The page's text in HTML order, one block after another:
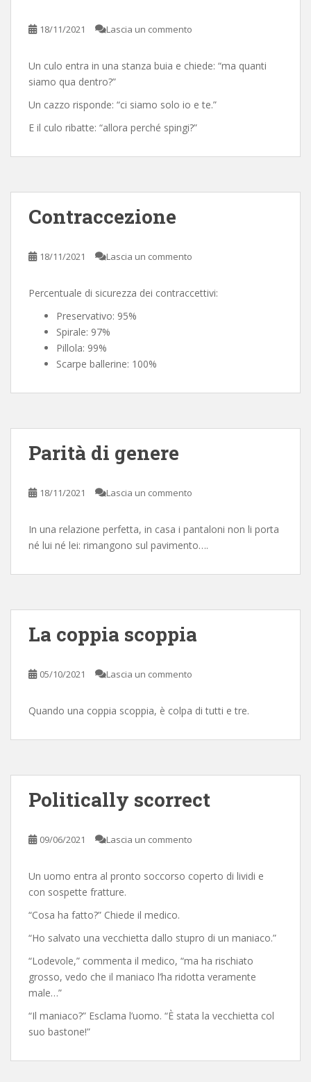
18/11/2021 Lascia un commento
Un culo entra in una stanza buia e chiede: “ma quanti
siamo qua dentro?”
Un cazzo risponde: “ci siamo solo io e te.”
E il culo ribatte: “allora perché spingi?”
Contraccezione
18/11/2021 Lascia un commento
Percentuale di sicurezza dei contraccettivi:
Preservativo: 95%
Spirale: 97%
Pillola: 99%
Scarpe ballerine: 100%
Parità di genere
18/11/2021 Lascia un commento
In una relazione perfetta, in casa i pantaloni non li porta
né lui né lei: rimangono sul pavimento….
La coppia scoppia
05/10/2021 Lascia un commento
Quando una coppia scoppia, è colpa di tutti e tre.
Politically scorrect
09/06/2021 Lascia un commento
Un uomo entra al pronto soccorso coperto di lividi e
con sospette fratture.
“Cosa ha fatto?” Chiede il medico.
“Ho salvato una vecchietta dallo stupro di un maniaco.”
“Lodevole,” commenta il medico, “ma ha rischiato
grosso, vedo che il maniaco l’ha ridotta veramente
male…”
“Il maniaco?” Esclama l’uomo. “È stata la vecchietta col
suo bastone!”